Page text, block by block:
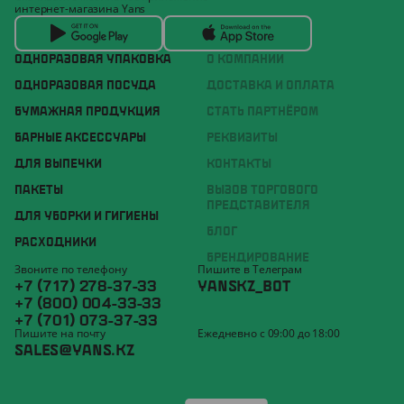
ОДНОРАЗОВАЯ УПАКОВКА
ОДНОРАЗОВАЯ ПОСУДА
БУМАЖНАЯ ПРОДУКЦИЯ
БАРНЫЕ АКСЕССУАРЫ
ДЛЯ ВЫПЕЧКИ
ПАКЕТЫ
ДЛЯ УБОРКИ И ГИГИЕНЫ
РАСХОДНИКИ
О КОМПАНИИ
ДОСТАВКА И ОПЛАТА
СТАТЬ ПАРТНЁРОМ
РЕКВИЗИТЫ
КОНТАКТЫ
ВЫЗОВ ТОРГОВОГО
ПРЕДСТАВИТЕЛЯ
БЛОГ
БРЕНДИРОВАНИЕ
интернет-магазина Yans
Звоните по телефону
+7 (717) 278-37-33
+7 (800) 004-33-33
+7 (701) 073-37-33
Пишите в Телеграм
YANSKZ_BOT
Пишите на почту
SALES@YANS.KZ
Ежедневно с 09:00 до 18:00